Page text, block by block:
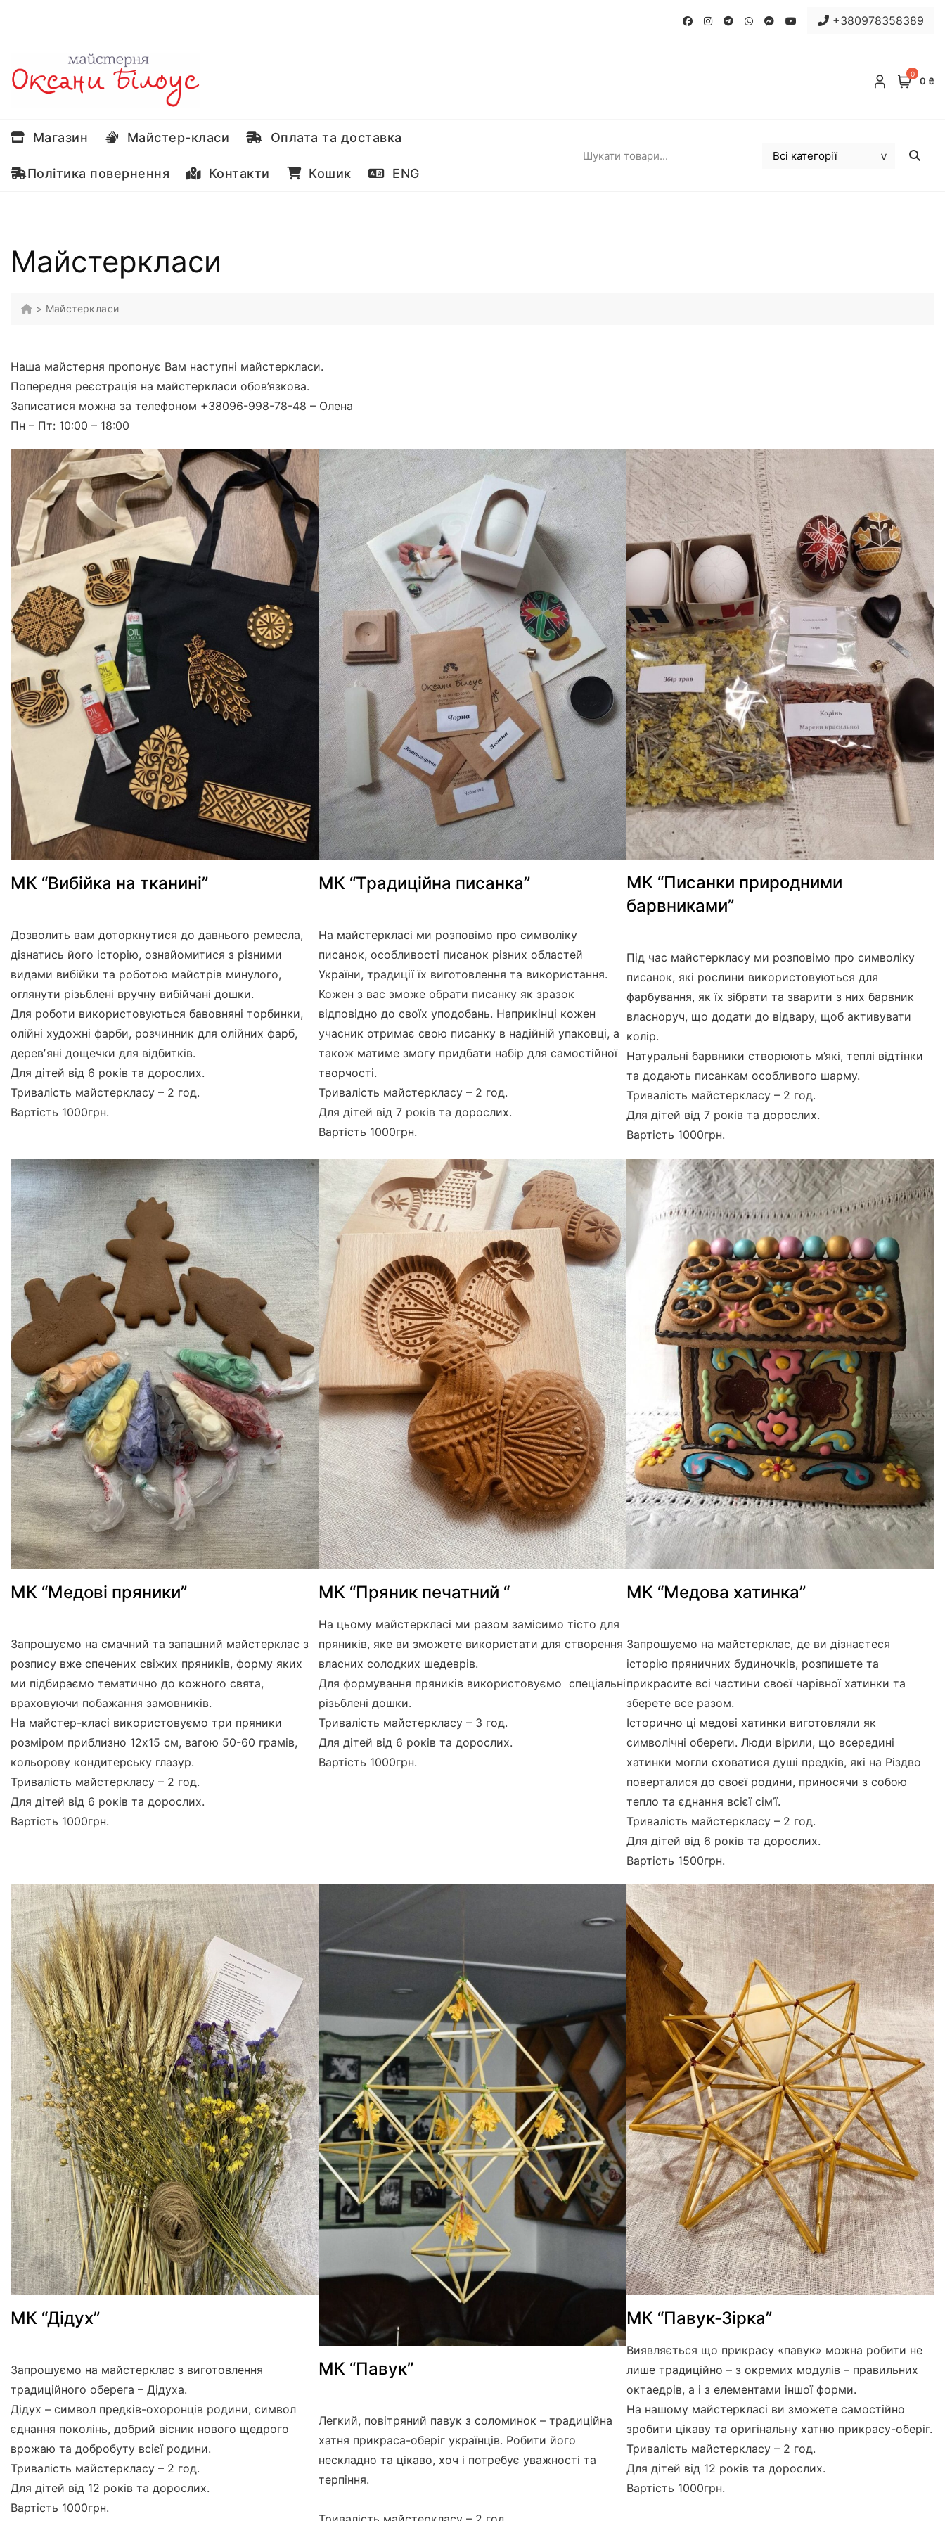
+380978358389
0
0 ₴
Магазин Майстер-класи Оплата та доставка
Політика повернення Контакти Кошик ENG
Майстеркласи
> Майстеркласи
Наша майстерня пропонує Вам наступні майстеркласи.
Попередня реєстрація на майстеркласи обов’язкова.
Записатися можна за телефоном +38096-998-78-48 – Олена
Пн – Пт: 10:00 – 18:00
МК “Вибійка на тканині”
Дозволить вам доторкнутися до давнього ремесла,
дізнатись його історію, ознайомитися з різними
видами вибійки та роботою майстрів минулого,
оглянути різьблені вручну вибійчані дошки.
Для роботи використовуються бавовняні торбинки,
олійні художні фарби, розчинник для олійних фарб,
деревʼяні дощечки для відбитків.
Для дітей від 6 років та дорослих.
Тривалість майстеркласу – 2 год.
Вартість 1000грн.
МК “Традиційна писанка”
На майстеркласі ми розповімо про символіку
писанок, особливості писанок різних областей
України, традиції їх виготовлення та використання.
Кожен з вас зможе обрати писанку як зразок
відповідно до своїх уподобань. Наприкінці кожен
учасник отримає свою писанку в надійній упаковці, а
також матиме змогу придбати набір для самостійної
творчості.
Тривалість майстеркласу – 2 год.
Для дітей від 7 років та дорослих.
Вартість 1000грн.
МК “Писанки природними
барвниками”
Під час майстеркласу ми розповімо про символіку
писанок, які рослини використовуються для
фарбування, як їх зібрати та зварити з них барвник
власноруч, що додати до відвару, щоб активувати
колір.
Натуральні барвники створюють м’які, теплі відтінки
та додають писанкам особливого шарму.
Тривалість майстеркласу – 2 год.
Для дітей від 7 років та дорослих.
Вартість 1000грн.
МК “Медові пряники”
Запрошуємо на смачний та запашний майстерклас з
розпису вже спечених свіжих пряників, форму яких
ми підбираємо тематично до кожного свята,
враховуючи побажання замовників.
На майстер-класі використовуємо три пряники
розміром приблизно 12х15 см, вагою 50-60 грамів,
кольорову кондитерську глазур.
Тривалість майстеркласу – 2 год.
Для дітей від 6 років та дорослих.
Вартість 1000грн.
МК “Пряник печатний “
На цьому майстеркласі ми разом замісимо тісто для
пряників, яке ви зможете використати для створення
власних солодких шедеврів.
Для формування пряників використовуємо спеціальні
різьблені дошки.
Тривалість майстеркласу – 3 год.
Для дітей від 6 років та дорослих.
Вартість 1000грн.
МК “Медова хатинка”
Запрошуємо на майстерклас, де ви дізнаєтеся
історію пряничних будиночків, розпишете та
прикрасите всі частини своєї чарівної хатинки та
зберете все разом.
Історично ці медові хатинки виготовляли як
символічні обереги. Люди вірили, що всередині
хатинки могли сховатися душі предків, які на Різдво
поверталися до своєї родини, приносячи з собою
тепло та єднання всієї сім’ї.
Тривалість майстеркласу – 2 год.
Для дітей від 6 років та дорослих.
Вартість 1500грн.
МК “Дідух”
Запрошуємо на майстерклас з виготовлення
традиційного оберега – Дідуха.
Дідух – символ предків-охоронців родини, символ
єднання поколінь, добрий вісник нового щедрого
врожаю та добробуту всієї родини.
Тривалість майстеркласу – 2 год.
Для дітей від 12 років та дорослих.
Вартість 1000грн.
МК “Павук”
Легкий, повітряний павук з соломинок – традиційна
хатня прикраса-оберіг українців. Робити його
нескладно та цікаво, хоч і потребує уважності та
терпіння.
МК “Павук-Зірка”
Виявляється що прикрасу «павук» можна робити не
лише традиційно – з окремих модулів – правильних
октаедрів, а і з елементами іншої форми.
На нашому майстеркласі ви зможете самостійно
зробити цікаву та оригінальну хатню прикрасу-оберіг.
Тривалість майстеркласу – 2 год.
Для дітей від 12 років та дорослих.
Вартість 1000грн.